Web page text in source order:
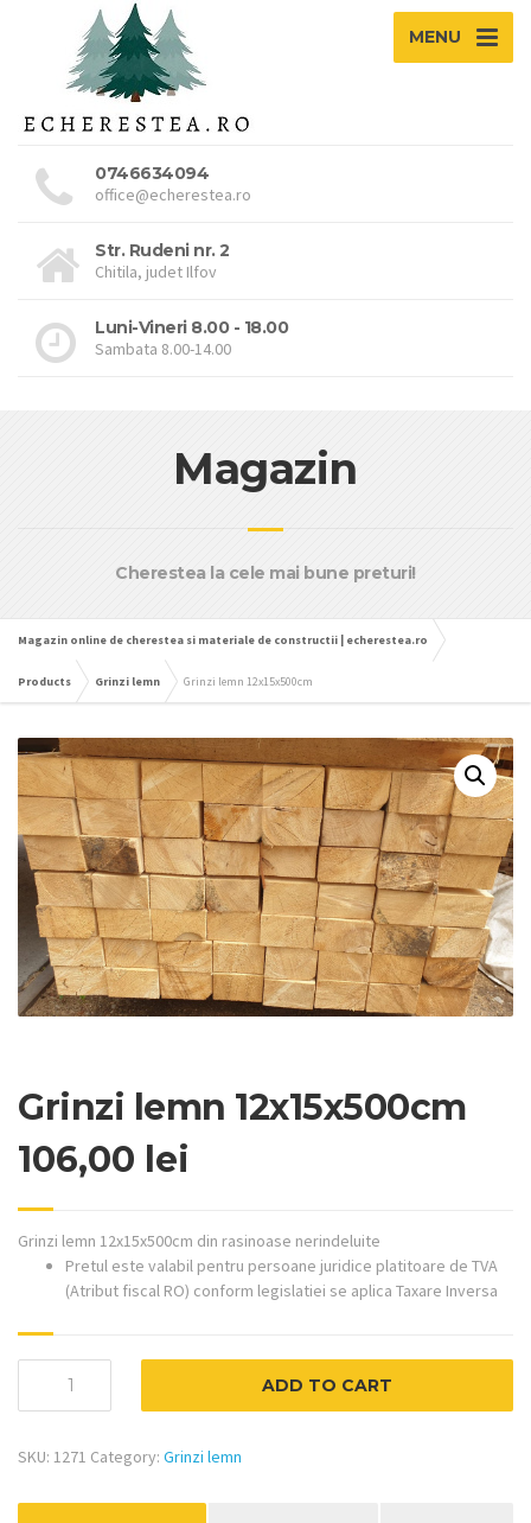
MENU
0746634094
office@echerestea.ro
Str. Rudeni nr. 2
Chitila, judet Ilfov
Luni-Vineri 8.00 - 18.00
Sambata 8.00-14.00
Magazin
Cherestea la cele mai bune preturi!
Magazin online de cherestea si materiale de constructii | echerestea.ro
Products Grinzi lemn Grinzi lemn 12x15x500cm
Grinzi lemn 12x15x500cm
106,00 lei
Grinzi lemn 12x15x500cm din rasinoase nerindeluite
Pretul este valabil pentru persoane juridice platitoare de TVA
(Atribut fiscal RO) conform legislatiei se aplica Taxare Inversa
ADD TO CART
SKU: 1271 Category: Grinzi lemn